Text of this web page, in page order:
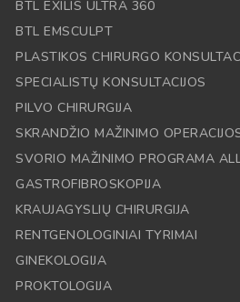
BTL EXILIS ULTRA 360
BTL EMSCULPT
PLASTIKOS CHIRURGO
SPECIALISTŲ KONSULTACIJOS
PILVO CHIRURGIJA
SKRANDŽIO MAŽINIMO
SVORIO MAŽINIMO PROGRAMA
GASTROFIBROSKOPIJA
KRAUJAGYSLIŲ CHIRURGIJA
RENTGENOLOGINIAI TYRIMAI
GINEKOLOGIJA
PROKTOLOGIJA